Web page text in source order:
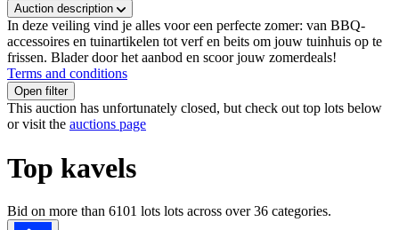
Auction description
In deze veiling vind je alles voor een perfecte zomer: van BBQ-
accessoires en tuinartikelen tot verf en beits om jouw tuinhuis op te
frissen. Blader door het aanbod en scoor jouw zomerdeals!
Terms and conditions
Open filter
This auction has unfortunately closed, but check out top lots below
or visit the auctions page
Top kavels
Bid on more than 6101 lots lots across over36 categories.